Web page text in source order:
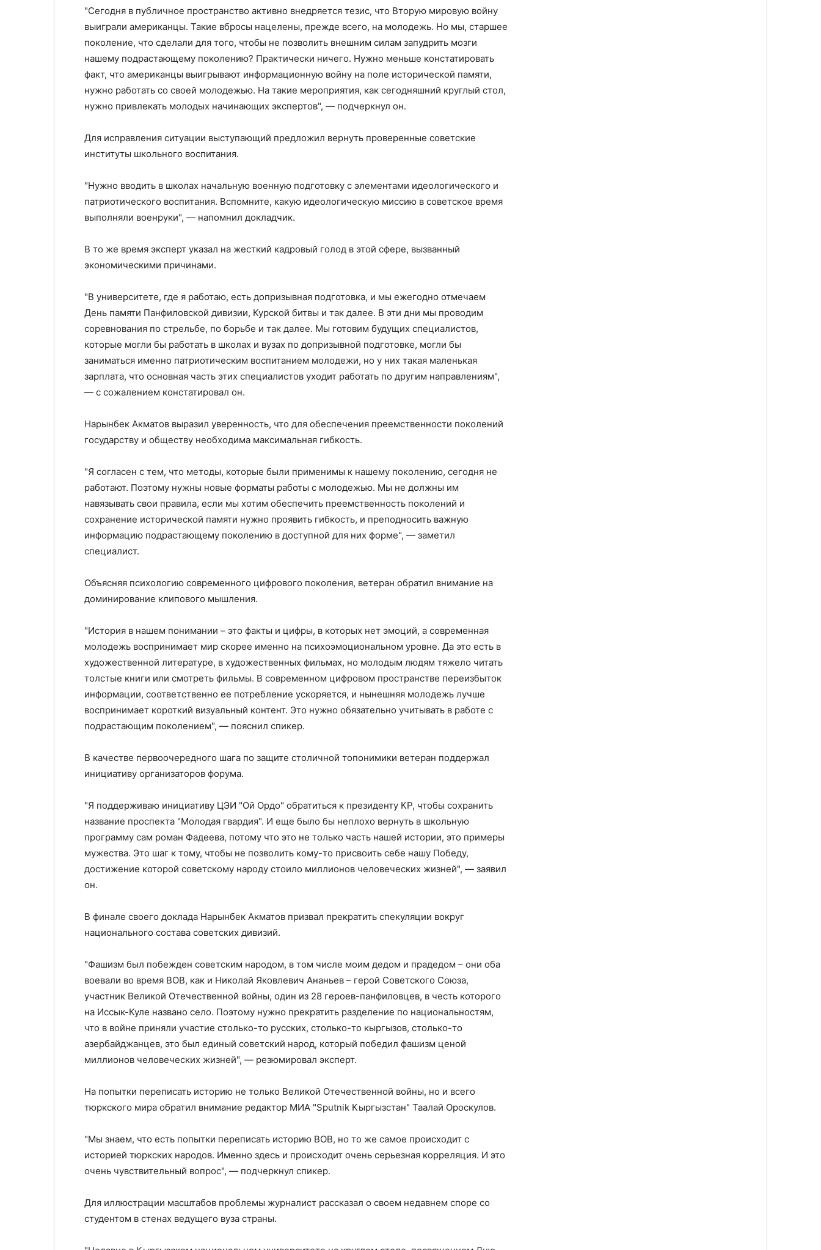
"Сегодня в публичное пространство активно внедряется тезис, что Вторую мировую войну
выиграли американцы. Такие вбросы нацелены, прежде всего, на молодежь. Но мы, старшее
поколение, что сделали для того, чтобы не позволить внешним силам запудрить мозги
нашему подрастающему поколению? Практически ничего. Нужно меньше констатировать
факт, что американцы выигрывают информационную войну на поле исторической памяти,
нужно работать со своей молодежью. На такие мероприятия, как сегодняшний круглый стол,
нужно привлекать молодых начинающих экспертов", — подчеркнул он.
Для исправления ситуации выступающий предложил вернуть проверенные советские
институты школьного воспитания.
"Нужно вводить в школах начальную военную подготовку с элементами идеологического и
патриотического воспитания. Вспомните, какую идеологическую миссию в советское время
выполняли военруки", — напомнил докладчик.
В то же время эксперт указал на жесткий кадровый голод в этой сфере, вызванный
экономическими причинами.
"В университете, где я работаю, есть допризывная подготовка, и мы ежегодно отмечаем
День памяти Панфиловской дивизии, Курской битвы и так далее. В эти дни мы проводим
соревнования по стрельбе, по борьбе и так далее. Мы готовим будущих специалистов,
которые могли бы работать в школах и вузах по допризывной подготовке, могли бы
заниматься именно патриотическим воспитанием молодежи, но у них такая маленькая
зарплата, что основная часть этих специалистов уходит работать по другим направлениям",
— с сожалением констатировал он.
Нарынбек Акматов выразил уверенность, что для обеспечения преемственности поколений
государству и обществу необходима максимальная гибкость.
"Я согласен с тем, что методы, которые были применимы к нашему поколению, сегодня не
работают. Поэтому нужны новые форматы работы с молодежью. Мы не должны им
навязывать свои правила, если мы хотим обеспечить преемственность поколений и
сохранение исторической памяти нужно проявить гибкость, и преподносить важную
информацию подрастающему поколению в доступной для них форме", — заметил
специалист.
Объясняя психологию современного цифрового поколения, ветеран обратил внимание на
доминирование клипового мышления.
"История в нашем понимании – это факты и цифры, в которых нет эмоций, а современная
молодежь воспринимает мир скорее именно на психоэмоциональном уровне. Да это есть в
художественной литературе, в художественных фильмах, но молодым людям тяжело читать
толстые книги или смотреть фильмы. В современном цифровом пространстве переизбыток
информации, соответственно ее потребление ускоряется, и нынешняя молодежь лучше
воспринимает короткий визуальный контент. Это нужно обязательно учитывать в работе с
подрастающим поколением", — пояснил спикер.
В качестве первоочередного шага по защите столичной топонимики ветеран поддержал
инициативу организаторов форума.
"Я поддерживаю инициативу ЦЭИ "Ой Ордо" обратиться к президенту КР, чтобы сохранить
название проспекта "Молодая гвардия". И еще было бы неплохо вернуть в школьную
программу сам роман Фадеева, потому что это не только часть нашей истории, это примеры
мужества. Это шаг к тому, чтобы не позволить кому-то присвоить себе нашу Победу,
достижение которой советскому народу стоило миллионов человеческих жизней", — заявил
он.
В финале своего доклада Нарынбек Акматов призвал прекратить спекуляции вокруг
национального состава советских дивизий.
"Фашизм был побежден советским народом, в том числе моим дедом и прадедом – они оба
воевали во время ВОВ, как и Николай Яковлевич Ананьев – герой Советского Союза,
участник Великой Отечественной войны, один из 28 героев-панфиловцев, в честь которого
на Иссык-Куле названо село. Поэтому нужно прекратить разделение по национальностям,
что в войне приняли участие столько-то русских, столько-то кыргызов, столько-то
азербайджанцев, это был единый советский народ, который победил фашизм ценой
миллионов человеческих жизней", — резюмировал эксперт.
На попытки переписать историю не только Великой Отечественной войны, но и всего
тюркского мира обратил внимание редактор МИА "Sputnik Кыргызстан" Таалай Ороскулов.
"Мы знаем, что есть попытки переписать историю ВОВ, но то же самое происходит с
историей тюркских народов. Именно здесь и происходит очень серьезная корреляция. И это
очень чувствительный вопрос", — подчеркнул спикер.
Для иллюстрации масштабов проблемы журналист рассказал о своем недавнем споре со
студентом в стенах ведущего вуза страны.